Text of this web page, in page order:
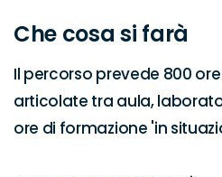
Che cosa si farà
Il percorso prevede 800
articolate tra aula,
ore di formazione 'in